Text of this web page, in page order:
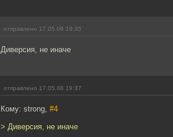
отправлено 17.05.08 19:35
Диверсия, не иначе
отправлено 17.05.08 19:37
Кому: strong, #4
> Диверсия, не иначе